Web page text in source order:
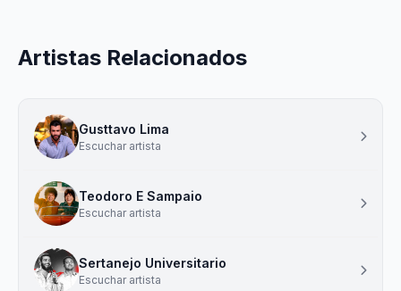
Artistas Relacionados
Gusttavo Lima
Escuchar artista
Teodoro E Sampaio
Escuchar artista
Sertanejo Universitario
Escuchar artista